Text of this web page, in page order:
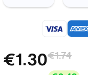
€1.30€1.74